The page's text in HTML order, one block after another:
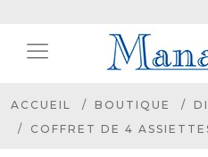
ACCUEIL BOUTIQUE
COFFRET DE 4